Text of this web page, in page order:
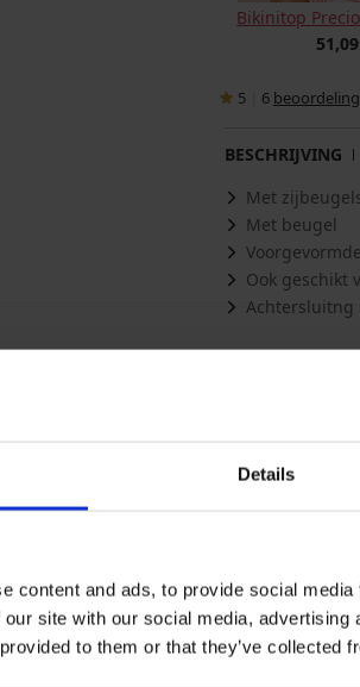
Details
content and ads, to provide social
site with our social media,
to them or that they’ve collected
Bikinitop
5 6 beoordeling
BESCHRIJVING
Met
Met beugel
Ook geschikt
Achtersluitng
Fabrikant